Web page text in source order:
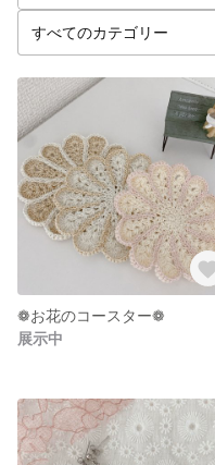
❁お花のコースター❁
展示中